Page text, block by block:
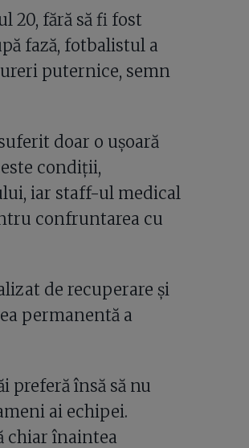
20, fără să fi fost
fază, fotbalistul a
puternice, semn
doar o ușoară
condiții,
iar staff-ul medical
confruntarea cu
de recuperare și
permanentă a
preferă însă să nu
ai echipei.
chiar înaintea